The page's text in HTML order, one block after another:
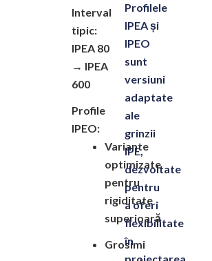
Interval
tipic:
IPEA 80
→ IPEA
600
Profile
IPEO:
Variante
optimizate
pentru
rigiditate
superioară
Grosimi
Profilele
IPEA și
IPEO
sunt
versiuni
adaptate
ale
grinzii
IPE,
dezvoltate
pentru
a oferi
flexibilitate
în